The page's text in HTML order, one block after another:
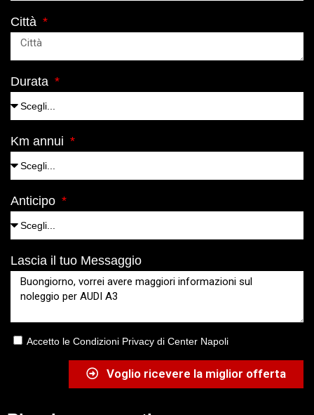
Città
Durata
Km annui
Anticipo
Lascia il tuo Messaggio
Accetto le Condizioni Privacy di Center Napoli
Voglio ricevere la miglior offerta